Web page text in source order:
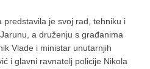
predstavila je svoj rad, tehniku i
a druženju s građanima
Vlade i ministar unutarnjih
i glavni ravnatelj policije Nikola